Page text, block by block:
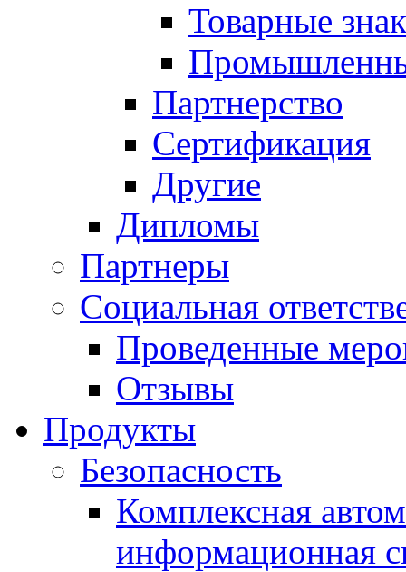
Товарные
Партнерство
Сертификация
Другие
Дипломы
Партнеры
Социальная
Проведенные
Отзывы
Продукты
Безопасность
Комплексная
информационная